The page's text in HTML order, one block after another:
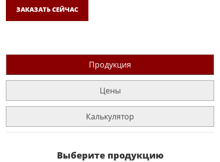
ЗАКАЗАТЬ СЕЙЧАС
Продукция
Цены
Калькулятор
Выберите продукцию